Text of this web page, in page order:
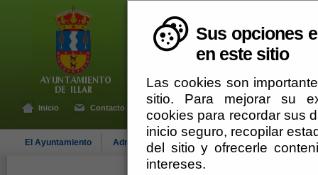
Sus opciones
en este sitio
Las cookies son
sitio. Para mejorar su
cookies para recordar sus
inicio seguro, recopilar
del sitio y ofrecerle
intereses.
Inicio Contacto
El Ayuntamiento Administración-e Que Hacer Cuando